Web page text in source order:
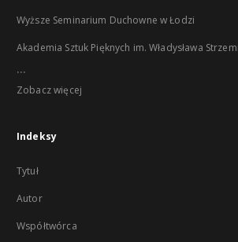
Wyższe Seminarium Duchowne w Łodzi
Akademia Sztuk Pięknych im. Władysława
...
Zobacz więcej
Indeksy
Tytuł
Autor
Współtwórca